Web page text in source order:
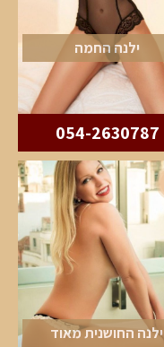
ילנה החמה
054-2630787
ילנה החושנית מאוד